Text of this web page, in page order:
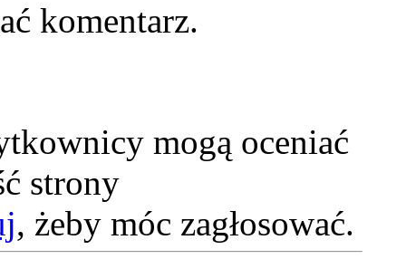
komentarz.
mogą oceniać
strony
, żeby móc zagłosować.